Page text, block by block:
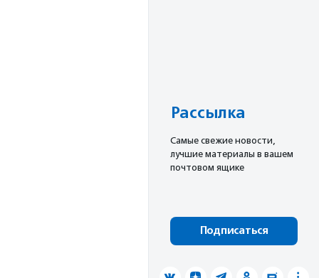
Рассылка
Cамые свежие новости,
лучшие материалы в вашем
почтовом ящике
Подписаться